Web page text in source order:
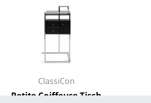
Stehleuchten & Leseleuchten
Bodenleuchten
Wandleuchten
Outdoor-Leuchten
ClassiCon
Petite Coiffeuse Tisch